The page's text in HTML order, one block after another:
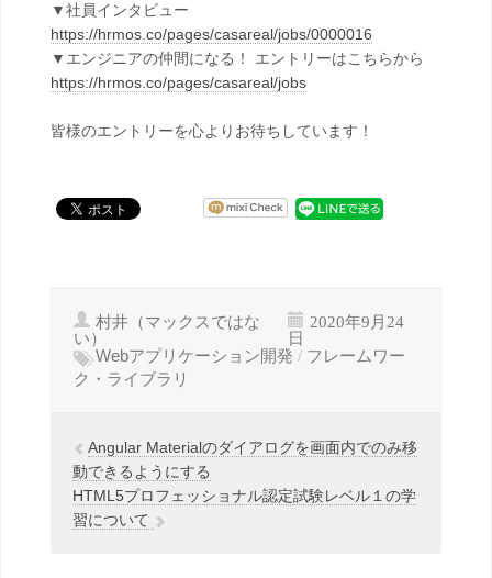
▼社員インタビュー
https://hrmos.co/pages/casareal/jobs/0000016
▼エンジニアの仲間になる！ エントリーはこちらから
https://hrmos.co/pages/casareal/jobs
皆様のエントリーを心よりお待ちしています！
村井（マックスではな
い）
2020年9月24
日
Webアプリケーション開発 / フレームワー
ク・ライブラリ
Angular Materialのダイアログを画面内でのみ移
動できるようにする
HTML5プロフェッショナル認定試験レベル１の学
習について